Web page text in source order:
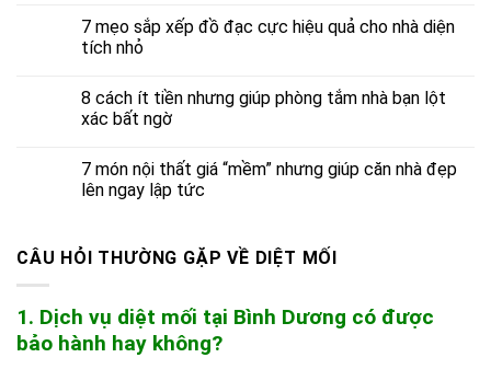
7 mẹo sắp xếp đồ đạc cực hiệu quả cho nhà diện
tích nhỏ
8 cách ít tiền nhưng giúp phòng tắm nhà bạn lột
xác bất ngờ
7 món nội thất giá “mềm” nhưng giúp căn nhà đẹp
lên ngay lập tức
CÂU HỎI THƯỜNG GẶP VỀ DIỆT MỐI
1. Dịch vụ diệt mối tại Bình Dương có được
bảo hành hay không?